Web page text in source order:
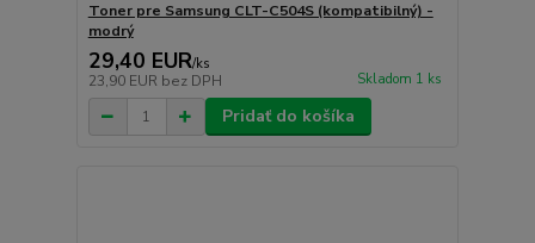
Toner pre Samsung CLT-C504S (kompatibilný) -
modrý
29,40 EUR/ks
23,90 EUR bez DPH Skladom 1 ks
Pridať do košíka